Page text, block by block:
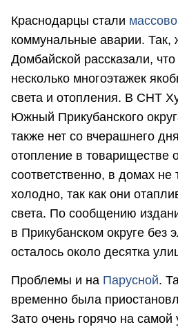
Краснодарцы стали массово
коммунальные аварии. Так,
Домбайской рассказали,
несколько многоэтажек
света и отопления. В СНТ
Южный Прикубанского
также нет со вчерашнего
отопление в товариществе
соответственно, в домах не
холодно, так как они
света. По сообщению
в Прикубанском округе без
осталось около десятка
Проблемы и на Парусной.
временно была
Зато очень горячо на самой